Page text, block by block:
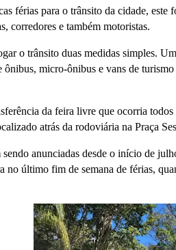
férias para o trânsito da cidade,
corredores e também motoristas.
o trânsito duas medidas simples.
ônibus, micro-ônibus e vans de
da feira livre que ocorria
atrás da rodoviária na Praça
sendo anunciadas desde o início de
no último fim de semana de férias,